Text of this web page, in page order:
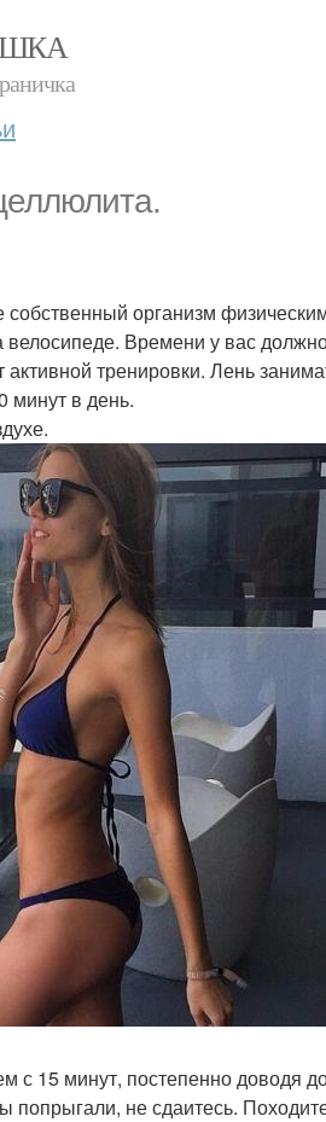
организм
Времени у вас
тренировки. Лень
минут в день.
с 15 минут, постепенно доводя
не сдаитесь.